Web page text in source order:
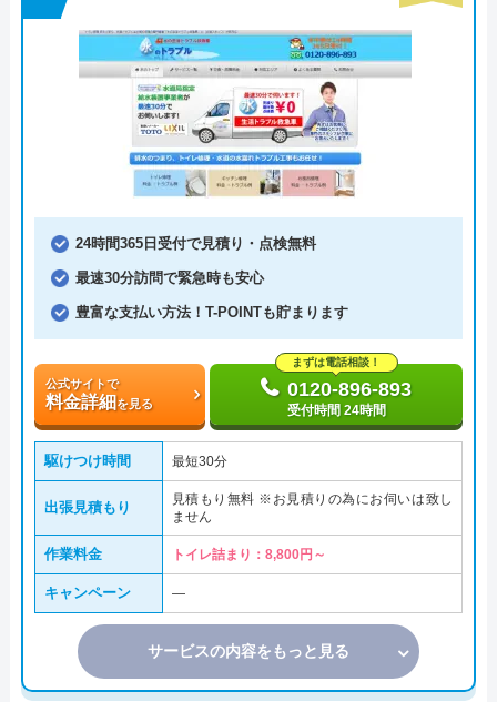
24時間365日受付で見積り・点検無料
最速30分訪問で緊急時も安心
豊富な支払い方法！T-POINTも貯まります
公式サイトで
料金詳細を見る
まずは電話相談！
0120-896-893
受付時間 24時間
駆けつけ時間 最短30分
出張見積もり
見積もり無料 ※お見積りの為にお伺いは致し
ません
作業料金 トイレ詰まり：8,800円～
キャンペーン ―
サービスの内容をもっと見る